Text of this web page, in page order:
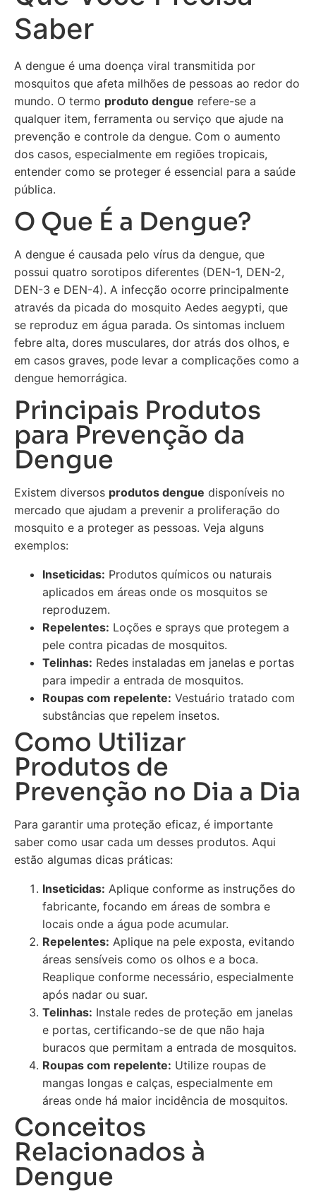
Saber
A dengue é uma doença viral transmitida por
mosquitos que afeta milhões de pessoas ao redor do
mundo. O termo produto dengue refere-se a
qualquer item, ferramenta ou serviço que ajude na
prevenção e controle da dengue. Com o aumento
dos casos, especialmente em regiões tropicais,
entender como se proteger é essencial para a saúde
pública.
O Que É a Dengue?
A dengue é causada pelo vírus da dengue, que
possui quatro sorotipos diferentes (DEN-1, DEN-2,
DEN-3 e DEN-4). A infecção ocorre principalmente
através da picada do mosquito Aedes aegypti, que
se reproduz em água parada. Os sintomas incluem
febre alta, dores musculares, dor atrás dos olhos, e
em casos graves, pode levar a complicações como a
dengue hemorrágica.
Principais Produtos
para Prevenção da
Dengue
Existem diversos produtos dengue disponíveis no
mercado que ajudam a prevenir a proliferação do
mosquito e a proteger as pessoas. Veja alguns
exemplos:
Inseticidas: Produtos químicos ou naturais
aplicados em áreas onde os mosquitos se
reproduzem.
Repelentes: Loções e sprays que protegem a
pele contra picadas de mosquitos.
Telinhas: Redes instaladas em janelas e portas
para impedir a entrada de mosquitos.
Roupas com repelente: Vestuário tratado com
substâncias que repelem insetos.
Como Utilizar
Produtos de
Prevenção no Dia a Dia
Para garantir uma proteção eficaz, é importante
saber como usar cada um desses produtos. Aqui
estão algumas dicas práticas:
Inseticidas: Aplique conforme as instruções do
fabricante, focando em áreas de sombra e
locais onde a água pode acumular.
Repelentes: Aplique na pele exposta, evitando
áreas sensíveis como os olhos e a boca.
Reaplique conforme necessário, especialmente
após nadar ou suar.
Telinhas: Instale redes de proteção em janelas
e portas, certificando-se de que não haja
buracos que permitam a entrada de mosquitos.
Roupas com repelente: Utilize roupas de
mangas longas e calças, especialmente em
áreas onde há maior incidência de mosquitos.
Conceitos
Relacionados à
Dengue